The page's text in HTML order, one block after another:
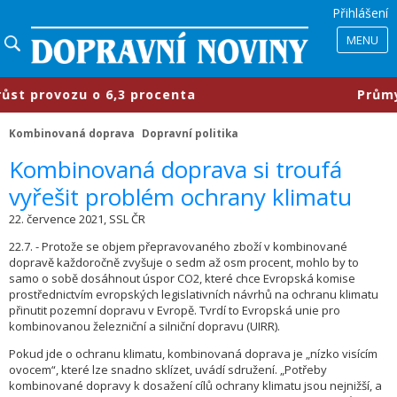
Přihlášení
MENU
o 6,3 procenta
Kombinovaná doprava Dopravní politika
Kombinovaná doprava si troufá
vyřešit problém ochrany klimatu
22. července 2021, SSL ČR
22.7. - Protože se objem přepravovaného zboží v kombinované
dopravě každoročně zvyšuje o sedm až osm procent, mohlo by to
samo o sobě dosáhnout úspor CO2, které chce Evropská komise
prostřednictvím evropských legislativních návrhů na ochranu klimatu
přinutit pozemní dopravu v Evropě. Tvrdí to Evropská unie pro
kombinovanou železniční a silniční dopravu (UIRR).
Pokud jde o ochranu klimatu, kombinovaná doprava je „nízko visícím
ovocem“, které lze snadno sklízet, uvádí sdružení. „Potřeby
kombinované dopravy k dosažení cílů ochrany klimatu jsou nejnižší, a